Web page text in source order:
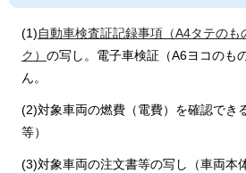
(1)自動車検査証記録事項（A4タテの
ク） の写し。電子車検証（A6ヨコのも
ん。
(2)対象車両の燃費（電費）を確認でき
等）
(3)対象車両の注文書等の写し（車両本